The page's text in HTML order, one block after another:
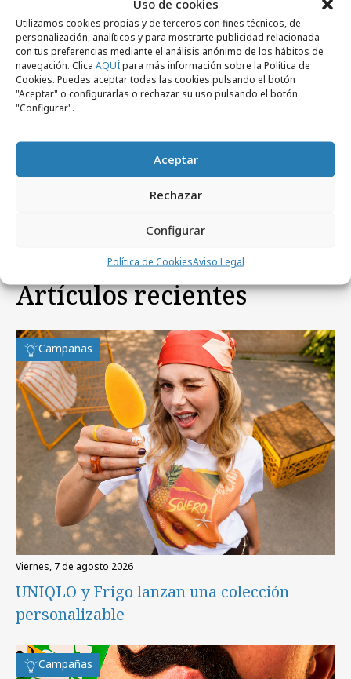
Uso de cookies
Utilizamos cookies propias y de terceros con fines técnicos, de
personalización, analíticos y para mostrarte publicidad relacionada
con tus preferencias mediante el análisis anónimo de los hábitos de
navegación. Clica AQUÍpara más información sobre la Política de
Cookies. Puedes aceptar todas las cookies pulsando el botón
"Aceptar" o configurarlas o rechazar su uso pulsando el botón
"Configurar".
Aceptar
Rechazar
Configurar
Política de CookiesAviso Legal
Un oso polar se enfrenta al "Pepsi
Artículos recientes
Campañas
viernes, 7 de agosto 2026
UNIQLO y Frigo lanzan una colección
personalizable
Campañas